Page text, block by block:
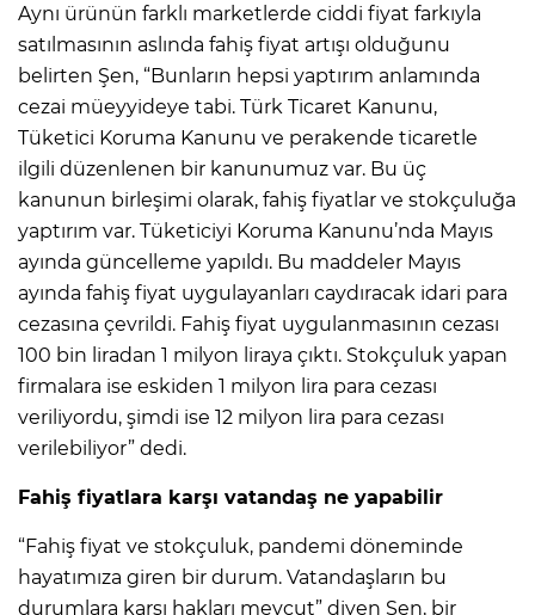
Aynı ürünün farklı marketlerde ciddi fiyat farkıyla
satılmasının aslında fahiş fiyat artışı olduğunu
belirten Şen, “Bunların hepsi yaptırım anlamında
cezai müeyyideye tabi. Türk Ticaret Kanunu,
Tüketici Koruma Kanunu ve perakende ticaretle
ilgili düzenlenen bir kanunumuz var. Bu üç
kanunun birleşimi olarak, fahiş fiyatlar ve stokçuluğa
yaptırım var. Tüketiciyi Koruma Kanunu’nda Mayıs
ayında güncelleme yapıldı. Bu maddeler Mayıs
ayında fahiş fiyat uygulayanları caydıracak idari para
cezasına çevrildi. Fahiş fiyat uygulanmasının cezası
100 bin liradan 1 milyon liraya çıktı. Stokçuluk yapan
firmalara ise eskiden 1 milyon lira para cezası
veriliyordu, şimdi ise 12 milyon lira para cezası
verilebiliyor” dedi.
Fahiş fiyatlara karşı vatandaş ne yapabilir
“Fahiş fiyat ve stokçuluk, pandemi döneminde
hayatımıza giren bir durum. Vatandaşların bu
durumlara karşı hakları mevcut” diyen Şen, bir